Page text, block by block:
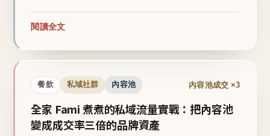
閱讀全文
餐飲 私域社群 內容池 內容池成交 ×3
全家 Fami 煮煮的私域流量實戰：把內容池
變成成交率三倍的品牌資產